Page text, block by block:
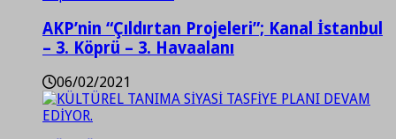
AKP’nin “Çıldırtan Projeleri”; Kanal İstanbul
– 3. Köprü – 3. Havaalanı
06/02/2021